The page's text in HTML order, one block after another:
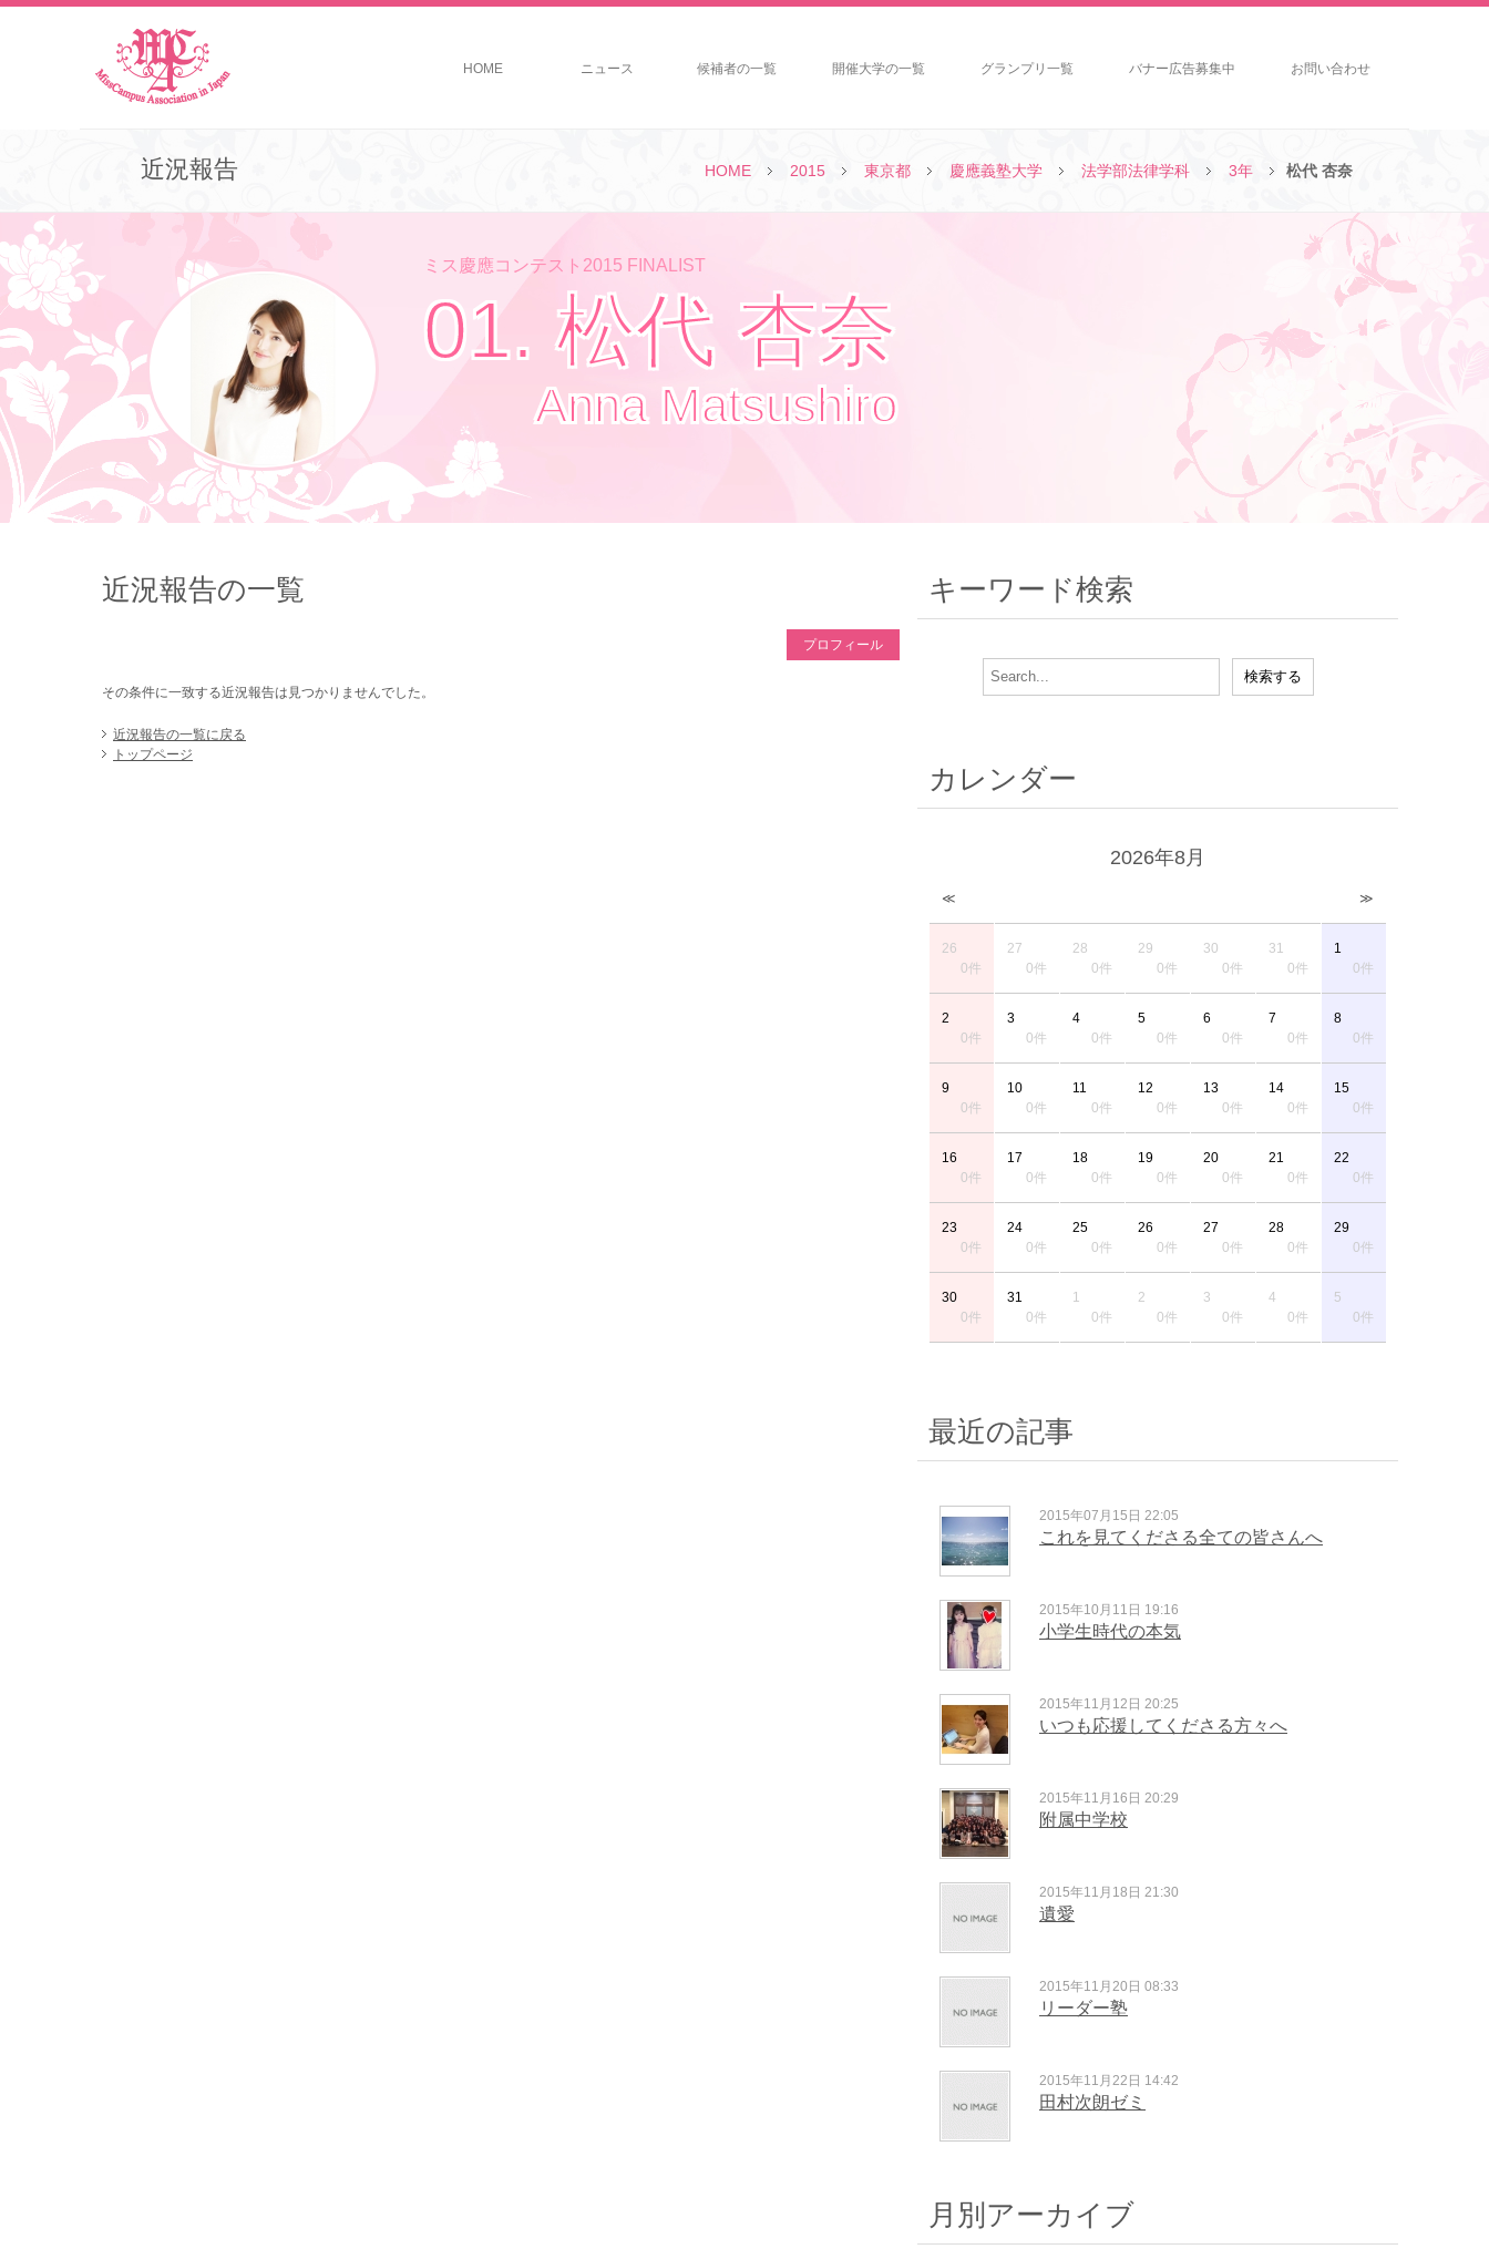
HOME ニュース 候補者の一覧 開催大学の一覧 グランプリ一覧 バナー広告募集中 お問い合わせ
HOME 2015 東京都 慶應義塾大学 法学部法律学科 3年 松代 杏奈
近況報告
ミス慶應コンテスト2015 FINALIST
01. 松代 杏奈
Anna Matsushiro
近況報告の一覧
プロフィール
その条件に一致する近況報告は見つかりませんでした。
近況報告の一覧に戻る
トップページ
キーワード検索
カレンダー
2026年8月
≪ ≫
26
0件
27
0件
28
0件
29
0件
30
0件
31
0件
1
0件
2
0件
3
0件
4
0件
5
0件
6
0件
7
0件
8
0件
9
0件
10
0件
11
0件
12
0件
13
0件
14
0件
15
0件
16
0件
17
0件
18
0件
19
0件
20
0件
21
0件
22
0件
23
0件
24
0件
25
0件
26
0件
27
0件
28
0件
29
0件
30
0件
31
0件
1
0件
2
0件
3
0件
4
0件
5
0件
最近の記事
これを見てくださる全ての皆さんへ
2015年07月15日 22:05
小学生時代の本気
2015年10月11日 19:16
いつも応援してくださる方々へ
2015年11月12日 20:25
附属中学校
2015年11月16日 20:29
遺愛
2015年11月18日 21:30
リーダー塾
2015年11月20日 08:33
田村次朗ゼミ
2015年11月22日 14:42
月別アーカイブ